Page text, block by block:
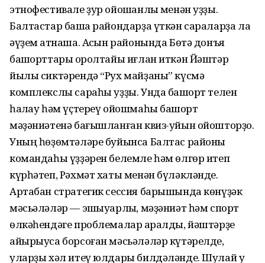
этнофестивале ҙур ойошҡанлыҡ менəн уҙҙы.
Балтастар башҡа райондарҙа үткəн сараларҙа ла
əүҙем ҡатнаша. Асҡын районында Бөтə донъя
башҡорттары ҡоролтайы иғлан иткəн Йəштəр
йылы сиктəрендə “Рух майҙаны” күсмə
комплекслы сараһы уҙҙы. Унда башҡорт телен
һаҡлау һəм үҫтереү ойошмаһы башҡорт
мəҙəниəтенə бағышланған квиз-уйын ойошторҙо.
Уның һөҙөмтəлəре буйынса Балтас районы
командаһы үҙҙəрен белемле һəм өлгөр итеп
күрһəтеп, Рəхмəт хаты менəн бүлəклəнде.
Артабан стратегик сессия барышында көнүҙəк
мəсьəлəлəр — эшҡыуарлыҡ, мəҙəниəт һəм спорт
өлкəһендəге проблемалар ҡаралды, йəштəрҙе
айырыуса борсоған мəсьəлəлəр күтəрелде,
уларҙы хəл итеү юлдары билдəлəнде. Шулай уҡ